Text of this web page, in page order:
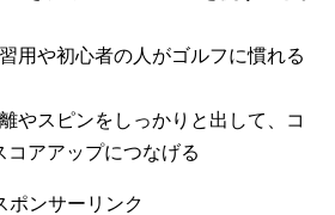
用や初心者の人がゴルフに慣れる
やスピンをしっかりと出して、コ
コアアップにつなげる
ポンサーリンク